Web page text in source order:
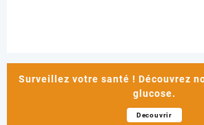
Surveillez votre santé ! Découvrez
glucose.
Decouvrir